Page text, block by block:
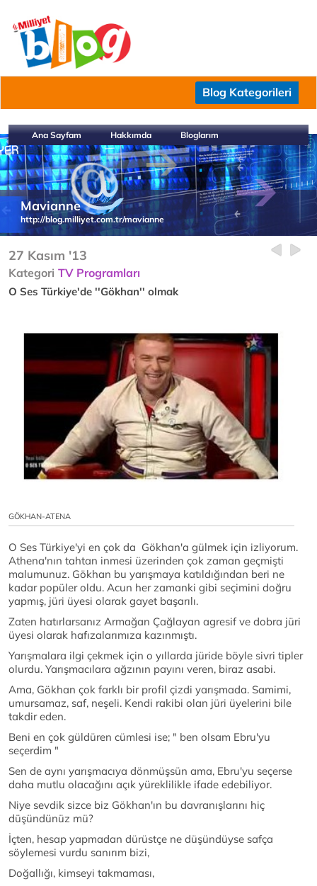
Blog Kategorileri
Ana Sayfam Hakkımda Bloglarım
Mavianne
http://blog.milliyet.com.tr/mavianne
27 Kasım '13
Kategori TV Programları
O Ses Türkiye'de ''Gökhan'' olmak
GÖKHAN-ATENA
O Ses Türkiye'yi en çok da Gökhan'a gülmek için izliyorum.
Athena'nın tahtan inmesi üzerinden çok zaman geçmişti
malumunuz. Gökhan bu yarışmaya katıldığından beri ne
kadar popüler oldu. Acun her zamanki gibi seçimini doğru
yapmış, jüri üyesi olarak gayet başarılı.
Zaten hatırlarsanız Armağan Çağlayan agresif ve dobra jüri
üyesi olarak hafızalarımıza kazınmıştı.
Yarışmalara ilgi çekmek için o yıllarda jüride böyle sivri tipler
olurdu. Yarışmacılara ağzının payını veren, biraz asabi.
Ama, Gökhan çok farklı bir profil çizdi yarışmada. Samimi,
umursamaz, saf, neşeli. Kendi rakibi olan jüri üyelerini bile
takdir eden.
Beni en çok güldüren cümlesi ise; " ben olsam Ebru'yu
seçerdim "
Sen de aynı yarışmacıya dönmüşsün ama, Ebru'yu seçerse
daha mutlu olacağını açık yüreklilikle ifade edebiliyor.
Niye sevdik sizce biz Gökhan'ın bu davranışlarını hiç
düşündünüz mü?
İçten, hesap yapmadan dürüstçe ne düşündüyse safça
söylemesi vurdu sanırım bizi,
Doğallığı, kimseyi takmaması,